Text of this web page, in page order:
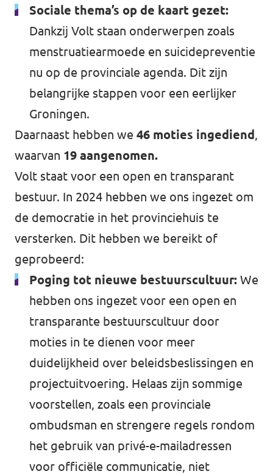
Sociale thema’s op de kaart gezet:
Dankzij Volt staan onderwerpen zoals
menstruatiearmoede en suicidepreventie
nu op de provinciale agenda. Dit zijn
belangrijke stappen voor een eerlijker
Groningen.
Daarnaast hebben we 46 moties ingediend,
waarvan 19 aangenomen.
Volt staat voor een open en transparant
bestuur. In 2024 hebben we ons ingezet om
de democratie in het provinciehuis te
versterken. Dit hebben we bereikt of
geprobeerd:
Poging tot nieuwe bestuurscultuur: We
hebben ons ingezet voor een open en
transparante bestuurscultuur door
moties in te dienen voor meer
duidelijkheid over beleidsbeslissingen en
projectuitvoering. Helaas zijn sommige
voorstellen, zoals een provinciale
ombudsman en strengere regels rondom
het gebruik van privé-e-mailadressen
voor officiële communicatie, niet